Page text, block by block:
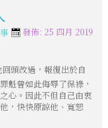
發佈: 25 四月 2019
頭改過，報復出於自
魁曾如此侮辱了保祿，
心。因此不但自己由衷
，快快原諒他、寬恕